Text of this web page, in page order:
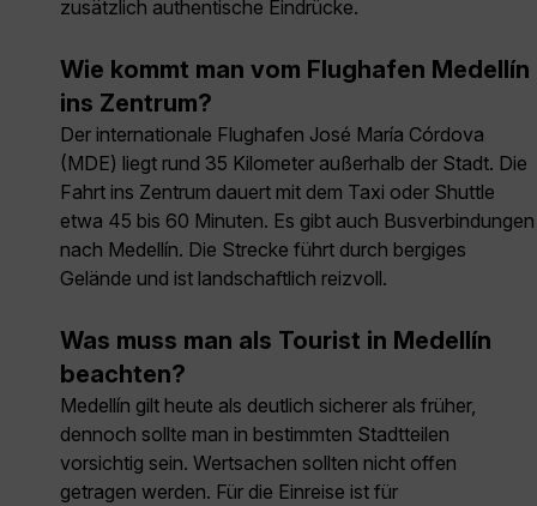
zusätzlich authentische Eindrücke.
Wie kommt man vom Flughafen Medellín
ins Zentrum?
Der internationale Flughafen José María Córdova
(MDE) liegt rund 35 Kilometer außerhalb der Stadt. Die
Fahrt ins Zentrum dauert mit dem Taxi oder Shuttle
etwa 45 bis 60 Minuten. Es gibt auch Busverbindungen
nach Medellín. Die Strecke führt durch bergiges
Gelände und ist landschaftlich reizvoll.
Was muss man als Tourist in Medellín
beachten?
Medellín gilt heute als deutlich sicherer als früher,
dennoch sollte man in bestimmten Stadtteilen
vorsichtig sein. Wertsachen sollten nicht offen
getragen werden. Für die Einreise ist für